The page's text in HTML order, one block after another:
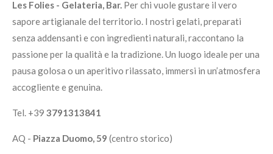
Les Folies - Gelateria, Bar. Per chi vuole gustare il vero
sapore artigianale del territorio. I nostri gelati, preparati
senza addensanti e con ingredienti naturali, raccontano la
passione per la qualità e la tradizione. Un luogo ideale per una
pausa golosa o un aperitivo rilassato, immersi in un’atmosfera
accogliente e genuina.
Tel. +39 3791313841
AQ - Piazza Duomo, 59 (centro storico)